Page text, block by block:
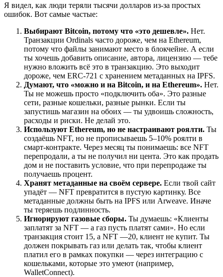
Я видел, как люди теряли тысячи долларов из-за простых
ошибок. Вот самые частые:
Выбирают Bitcoin, потому что «это дешевле». Нет.
Транзакции Ordinals часто дороже, чем на Ethereum,
потому что файлы занимают место в блокчейне. А если
ты хочешь добавить описание, автора, лицензию — тебе
нужно вложить всё это в транзакцию. Это выходит
дороже, чем ERC-721 с хранением метаданных на IPFS.
Думают, что «можно и на Bitcoin, и на Ethereum». Нет.
Ты не можешь просто «подключить оба». Это разные
сети, разные кошельки, разные рынки. Если ты
запустишь магазин на обоих — ты удвоишь сложность,
расходы и риски. Не делай это.
Используют Ethereum, но не настраивают роялти. Ты
создаёшь NFT, но не прописываешь 5–10% роялти в
смарт-контракте. Через месяц ты понимаешь: все NFT
перепродали, а ты не получил ни цента. Это как продать
дом и не поставить условие, что при перепродаже ты
получаешь процент.
Хранят метаданные на своём сервере. Если твой сайт
упадёт — NFT превратится в пустую картинку. Все
метаданные должны быть на IPFS или Arweave. Иначе
ты теряешь подлинность.
Игнорируют газовые сборы. Ты думаешь: «Клиенты
заплатят за NFT — а газ пусть платят сами». Но если
транзакция стоит 15, а NFT —20, клиент не купит. Ты
должен покрывать газ или делать так, чтобы клиент
платил его в рамках покупки — через интеграцию с
кошельками, которые это умеют (например,
WalletConnect).